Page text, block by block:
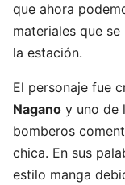
que ahora
materiales que
la estación.
El personaje fue
Nagano y uno de
bomberos
chica. En sus
estilo manga